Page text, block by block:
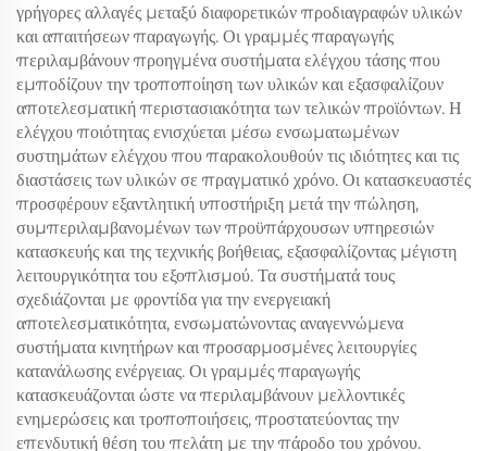
γρήγορες αλλαγές μεταξύ διαφορετικών προδιαγραφών υλικών
και απαιτήσεων παραγωγής. Οι γραμμές παραγωγής
περιλαμβάνουν προηγμένα συστήματα ελέγχου τάσης που
εμποδίζουν την τροποποίηση των υλικών και εξασφαλίζουν
αποτελεσματική περιστασιακότητα των τελικών προϊόντων. Η
ελέγχου ποιότητας ενισχύεται μέσω ενσωματωμένων
συστημάτων ελέγχου που παρακολουθούν τις ιδιότητες και τις
διαστάσεις των υλικών σε πραγματικό χρόνο. Οι κατασκευαστές
προσφέρουν εξαντλητική υποστήριξη μετά την πώληση,
συμπεριλαμβανομένων των προϋπάρχουσων υπηρεσιών
κατασκευής και της τεχνικής βοήθειας, εξασφαλίζοντας μέγιστη
λειτουργικότητα του εξοπλισμού. Τα συστήματά τους
σχεδιάζονται με φροντίδα για την ενεργειακή
αποτελεσματικότητα, ενσωματώνοντας αναγεννώμενα
συστήματα κινητήρων και προσαρμοσμένες λειτουργίες
κατανάλωσης ενέργειας. Οι γραμμές παραγωγής
κατασκευάζονται ώστε να περιλαμβάνουν μελλοντικές
ενημερώσεις και τροποποιήσεις, προστατεύοντας την
επενδυτική θέση του πελάτη με την πάροδο του χρόνου.